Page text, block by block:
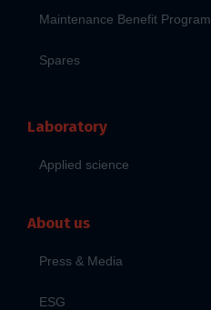
Maintenance Benefit Program
Spares
Laboratory
Applied science
About us
Press & Media
ESG